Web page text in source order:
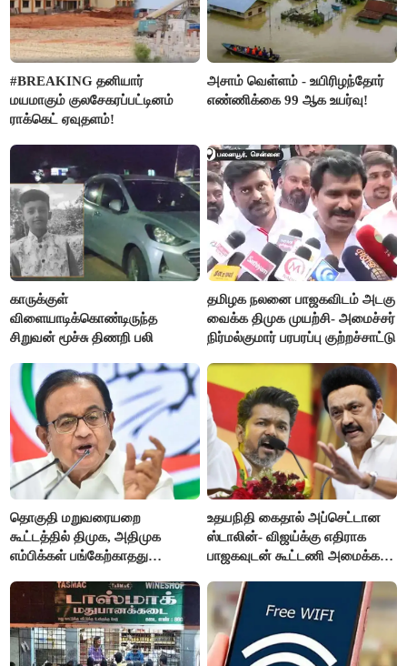
#BREAKING தனியார்
மயமாகும் குலசேகரப்பட்டினம்
ராக்கெட் ஏவுதளம்!
அசாம் வெள்ளம் - உயிரிழந்தோர்
எண்ணிக்கை 99 ஆக உயர்வு!
காருக்குள்
விளையாடிக்கொண்டிருந்த
சிறுவன் மூச்சு திணறி பலி
தமிழக நலனை பாஜகவிடம் அடகு
வைக்க திமுக முயற்சி- அமைச்சர்
நிர்மல்குமார் பரபரப்பு குற்றச்சாட்டு
தொகுதி மறுவரையறை
கூட்டத்தில் திமுக, அதிமுக
எம்பிக்கள் பங்கேற்காதது
உதயநிதி கைதால் அப்செட்டான
ஸ்டாலின்- விஜய்க்கு எதிராக
பாஜகவுடன் கூட்டணி அமைக்க